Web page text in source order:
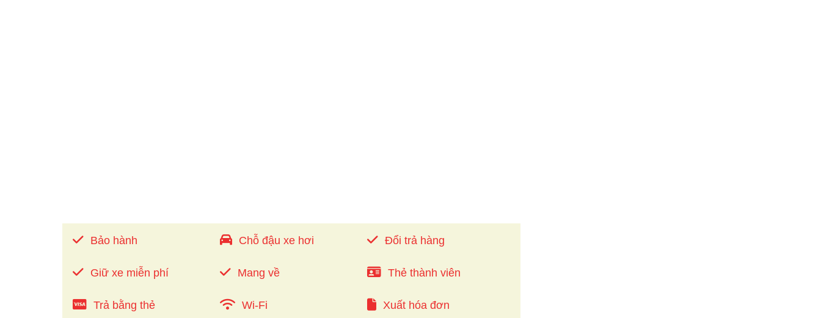
Bảo hành Chỗ đậu xe hơi Đổi trả hàng
Giữ xe miễn phí Mang về Thẻ thành viên
Trả bằng thẻ Wi-Fi Xuất hóa đơn